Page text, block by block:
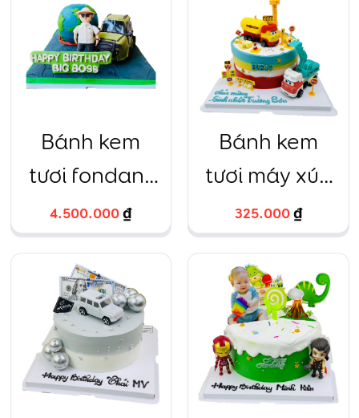
Bánh kem
tươi fondant
tạo hình quả
địa cầu và
oto kem bơ
phomai
4.500.000₫
Bánh kem
tươi máy xúc
xe bồn màu
sắc
325.000₫